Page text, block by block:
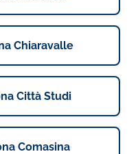
Chiaravalle
Città Studi
Comasina